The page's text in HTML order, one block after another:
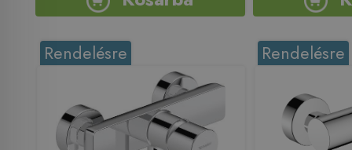
Rendelésre Rendelésre